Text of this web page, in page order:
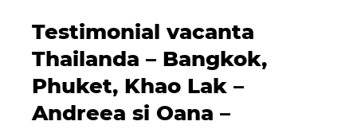
Testimonial vacanta
Thailanda – Bangkok,
Phuket, Khao Lak –
Andreea si Oana –